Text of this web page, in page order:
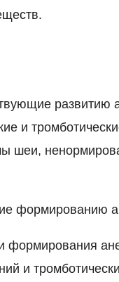
развитию
и
шеи,
формированию
формирования
и